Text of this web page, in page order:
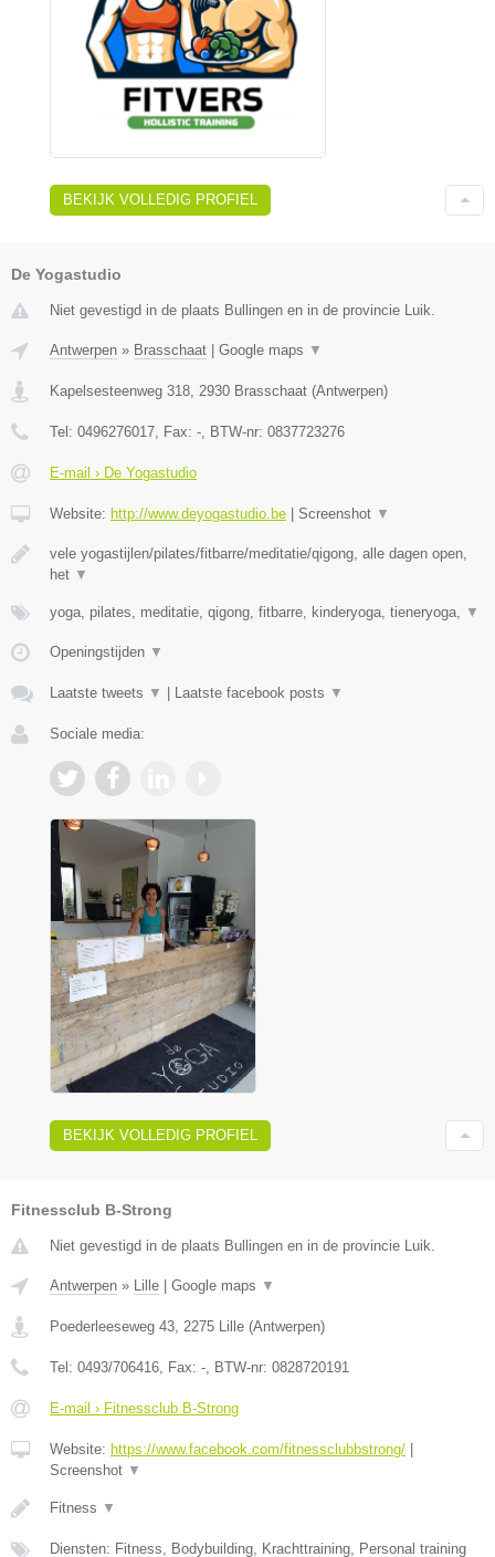
BEKIJK VOLLEDIG PROFIEL
De Yogastudio
Niet gevestigd in de plaats Bullingen en in de provincie Luik.
Antwerpen » Brasschaat | Google maps ▼
Kapelsesteenweg 318 2930 Brasschaat (Antwerpen)
Tel: 0496276017 , Fax: - , BTW-nr: 0837723276
E-mail › De Yogastudio
Website: http://www.deyogastudio.be | Screenshot ▼
vele yogastijlen/pilates/fitbarre/meditatie/qigong, alle dagen open,
het ▼
yoga, pilates, meditatie, qigong, fitbarre, kinderyoga, tieneryoga, ▼
Openingstijden ▼
Laatste tweets ▼ | Laatste facebook posts ▼
Sociale media:
BEKIJK VOLLEDIG PROFIEL
Fitnessclub B-Strong
Niet gevestigd in de plaats Bullingen en in de provincie Luik.
Antwerpen » Lille Google maps ▼
Poederleeseweg 43, 2275 Lille (Antwerpen)
Tel: 0493/706416, Fax: -, BTW-nr: 0828720191
E-mail › Fitnessclub B-Strong
Website: https://www.facebook.com/fitnessclubbstrong/
Screenshot ▼
Fitness ▼
Diensten: Fitness, Bodybuilding, Krachttraining, Personal training